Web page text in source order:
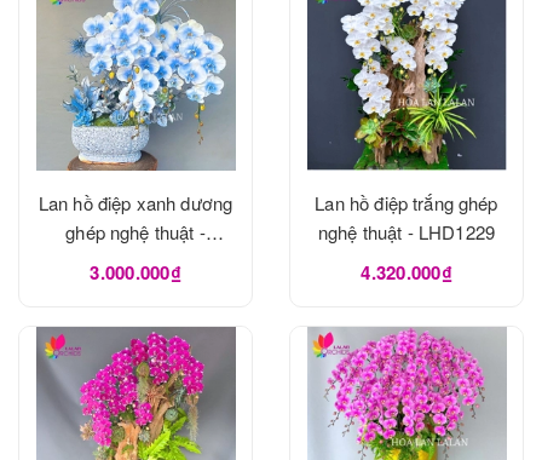
Lan hồ điệp xanh dương
ghép nghệ thuật -
LHD1240
3.000.000₫
Lan hồ điệp trắng ghép
nghệ thuật - LHD1229
4.320.000₫